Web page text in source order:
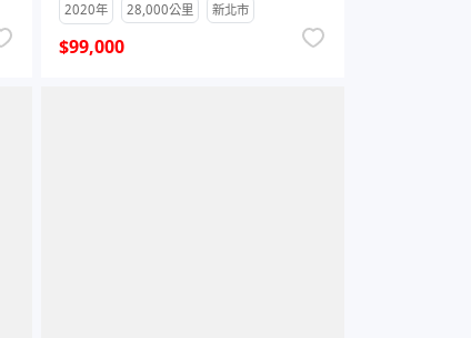
2020年 28,000公里 新北市
$99,000